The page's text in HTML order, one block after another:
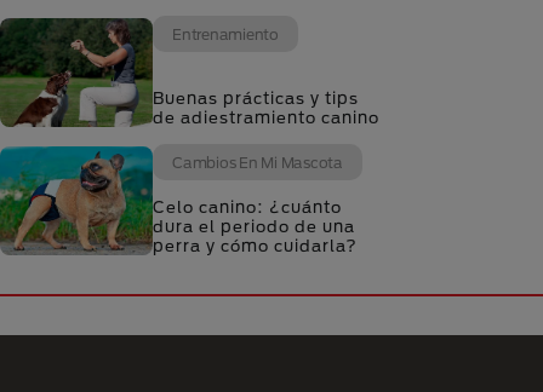
Entrenamiento
Buenas prácticas y tips
de adiestramiento canino
Cambios En Mi Mascota
Celo canino: ¿cuánto
dura el periodo de una
perra y cómo cuidarla?